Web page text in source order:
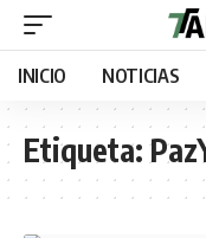
INICIO NOTICIAS
Etiqueta: